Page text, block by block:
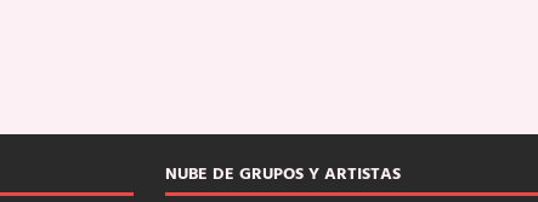
NUBE DE GRUPOS Y ARTISTAS